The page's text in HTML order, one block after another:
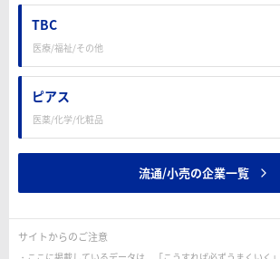
TBC
医療/福祉/その他
ピアス
医薬/化学/化粧品
流通/小売の企業一覧
サイトからのご注意